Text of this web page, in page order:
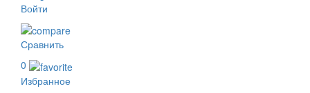
Войти
Сравнить
0
Избранное